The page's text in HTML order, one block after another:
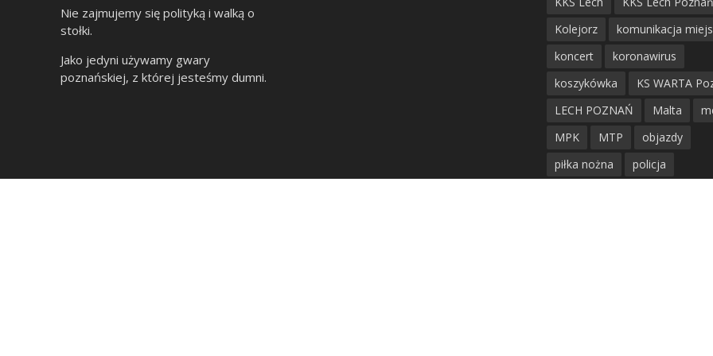
Nie zajmujemy się polityką i walką o
stołki.
Jako jedyni używamy gwary
poznańskiej, z której jesteśmy dumni.
Kolejorz
komunikacja
koncert
koronawirus
koszykówka
KS WARTA
LECH POZNAŃ
Malta
MPK
MTP
objazdy
piłka nożna
policja